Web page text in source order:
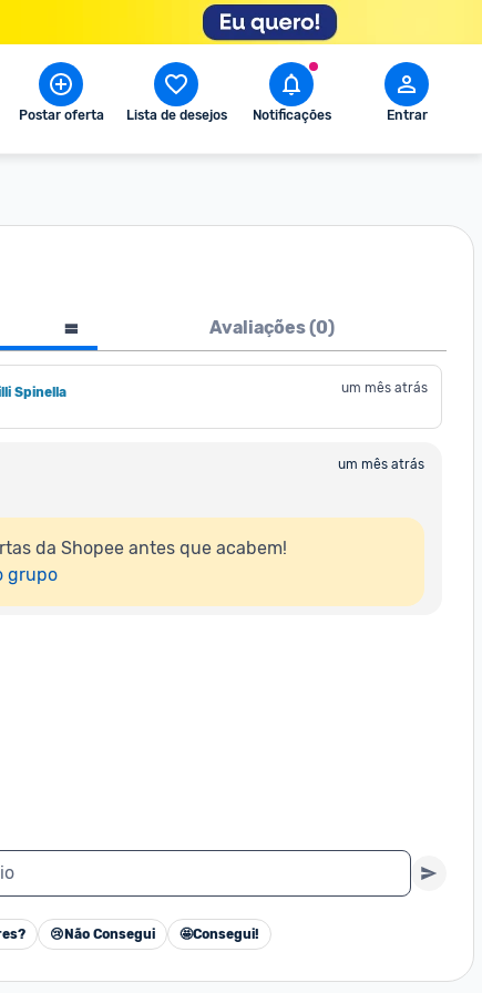
Postar oferta Lista de desejos Notificações Entrar
Avaliações (0)
Spinella um mês atrás
um mês atrás
da Shopee antes que acabem!
grupo
😢 Não Consegui 🤩Consegui!